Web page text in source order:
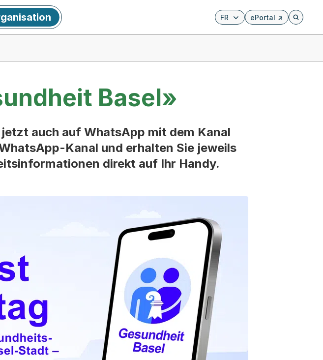
FR ePortal
Externer Link, wird in
Öffnet
Basel»
auch auf WhatsApp mit dem Kanal
Kanal und erhalten Sie jeweils
direkt auf Ihr Handy.